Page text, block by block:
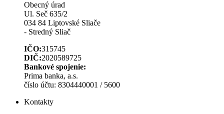
Obecný úrad
Ul. Seč 635/2
034 84 Liptovské Sliače
- Stredný Sliač
IČO:315745
DIČ:2020589725
Bankové spojenie:
Prima banka, a.s.
číslo účtu: 8304440001 / 5600
Kontakty